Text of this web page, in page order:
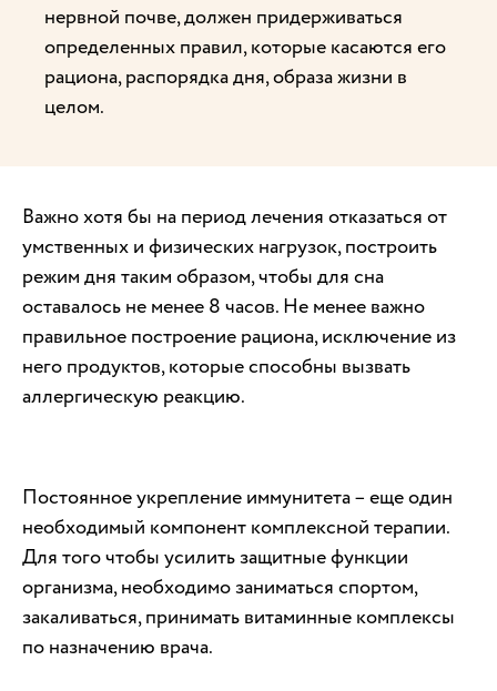
нервной почве, должен придерживаться
определенных правил, которые касаются его
рациона, распорядка дня, образа жизни в
целом.
Важно хотя бы на период лечения отказаться от
умственных и физических нагрузок, построить
режим дня таким образом, чтобы для сна
оставалось не менее 8 часов. Не менее важно
правильное построение рациона, исключение из
него продуктов, которые способны вызвать
аллергическую реакцию.
Постоянное укрепление иммунитета – еще один
необходимый компонент комплексной терапии.
Для того чтобы усилить защитные функции
организма, необходимо заниматься спортом,
закаливаться, принимать витаминные комплексы
по назначению врача.